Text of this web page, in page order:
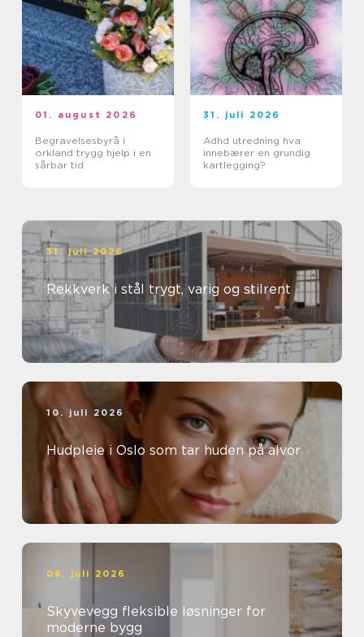
01. august 2026
Begravelsesbyrå i
orkland trygg hjelp i en
sårbar tid
31. juli 2026
Adhd utredning hva
innebærer en grundig
kartlegging?
31. juli 2026
Rekkverk i stål trygt, varig og stilrent
10. juli 2026
Hudpleie i Oslo som tar huden på alvor
08. juli 2026
Skyvevegg fleksible løsninger for
moderne bygg